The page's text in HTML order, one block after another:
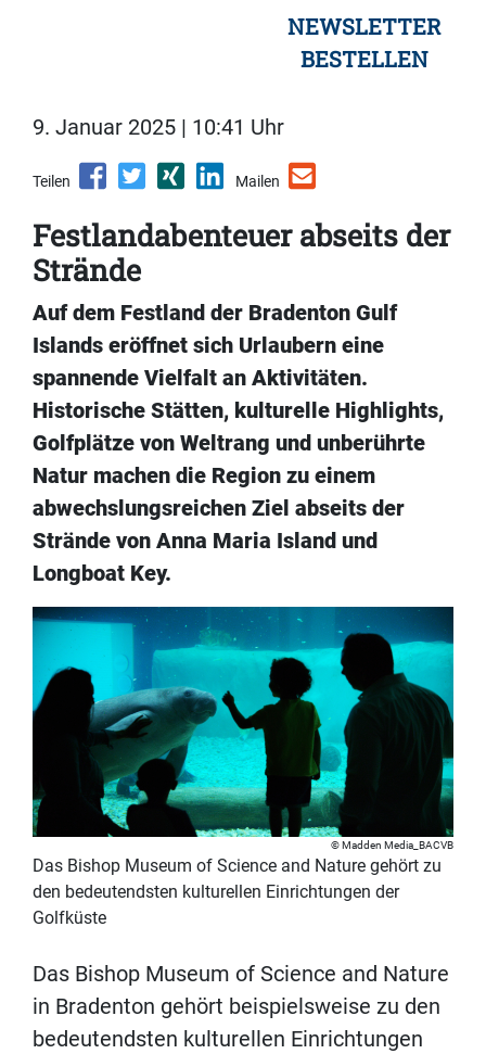
NEWSLETTER
BESTELLEN
9. Januar 2025 | 10:41 Uhr
Teilen Mailen
Festlandabenteuer abseits der
Strände
Auf dem Festland der Bradenton Gulf
Islands eröffnet sich Urlaubern eine
spannende Vielfalt an Aktivitäten.
Historische Stätten, kulturelle Highlights,
Golfplätze von Weltrang und unberührte
Natur machen die Region zu einem
abwechslungsreichen Ziel abseits der
Strände von Anna Maria Island und
Longboat Key.
Madden Media_BACVB
Das Bishop Museum of Science and Nature gehört zu
den bedeutendsten kulturellen Einrichtungen der
Golfküste
Das Bishop Museum of Science and Nature
in Bradenton gehört beispielsweise zu den
bedeutendsten kulturellen Einrichtungen